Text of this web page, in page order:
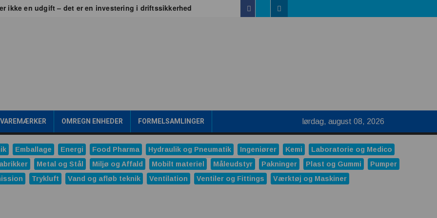
ikke en udgift – det er en investering i driftssikkerhed
en konkurrencefordel
trykreduktionsventiler
Ved du, hvornår produktet ændrer sig?
Facebook
TwitterLinkedin
OMREGN ENHEDER FORMELSAMLINGER lørdag, august 08, 2026
Emballage Energi Food Pharma Hydraulik og Pneumatik Ingeniører Kemi
Laboratorie og Medico
Metal og Stål Miljø og Affald Mobilt materiel Måleudstyr Pakninger Plast og Gummi
Pumper
Trykluft Vand og afløb teknik Ventilation Ventiler og Fittings
Værktøj og Maskiner